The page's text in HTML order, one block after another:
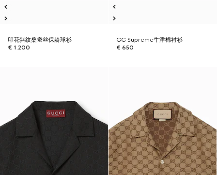
印花斜纹桑蚕丝保龄球衫
€ 1.200
GG Supreme牛津棉衬衫
€ 650